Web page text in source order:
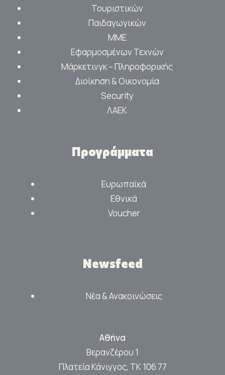
Τουριστικών
Παιδαγωγικών
ΜΜΕ
Εφαρμοσμένων Τεχνών
Μάρκετινγκ – Πληροφορικής
Διοίκηση & Οικονομία
Security
ΛΑΕΚ
Προγράμματα
Ευρωπαϊκά
Εθνικά
Voucher
Newsfeed
Νέα & Ανακοινώσεις
Αθήνα
Βερανζέρου 1
Πλατεία Κάνιγγος, ΤΚ 106 77